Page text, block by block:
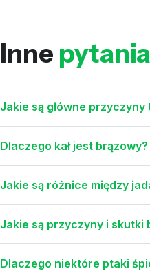
Inne pytania
Jakie są główne przyczyny
Dlaczego kał jest brązowy?
Jakie są różnice między
Jakie są przyczyny i skutki
Dlaczego niektóre ptaki